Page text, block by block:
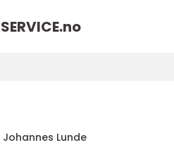
no
Johannes Lunde